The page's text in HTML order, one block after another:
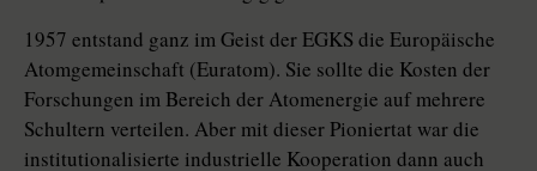
1957 entstand ganz im Geist der EGKS die Europäische
Atomgemeinschaft (Euratom). Sie sollte die Kosten der
Forschungen im Bereich der Atomenergie auf mehrere
Schultern verteilen. Aber mit dieser Pioniertat war die
institutionalisierte industrielle Kooperation dann auch